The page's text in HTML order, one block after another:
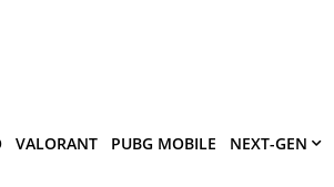
VALORANT PUBG MOBILE NEXT-GEN